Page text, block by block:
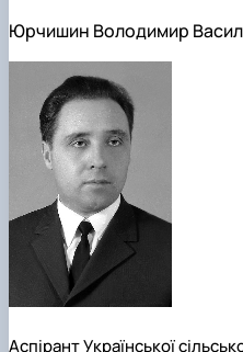
Юрчишин Володимир
Аспірант Української